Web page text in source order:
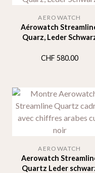
Aérowatch
Quarz, Leder
AEROWATCH
CHF 580.00
Aerowatch
Quartz Leder
AEROWATCH